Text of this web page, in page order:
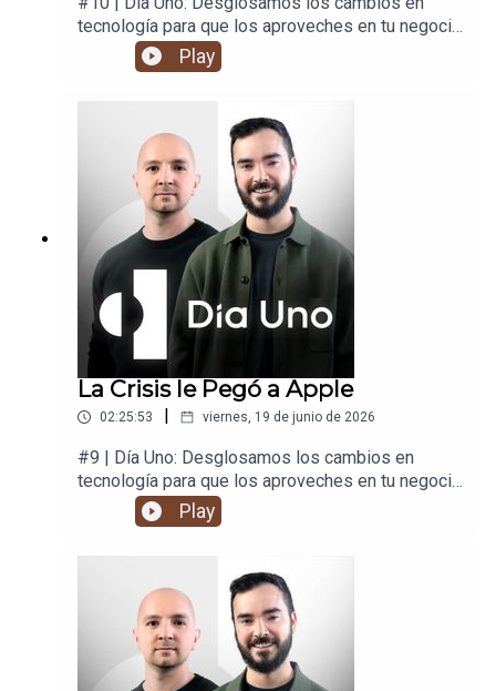
tecnología para que los aproveches en tu negocio
y en tu vida.
Play
La Crisis le Pegó a Apple
02:25:53 viernes, 19 de junio de 2026
#9 | Día Uno: Desglosamos los cambios en
tecnología para que los aproveches en tu negocio
y en tu vida.
Play